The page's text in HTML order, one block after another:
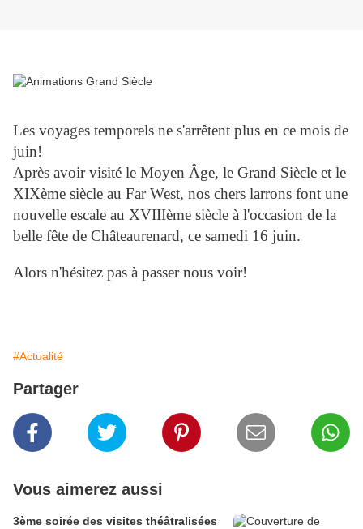
Les voyages temporels ne s'arrêtent plus en ce mois de
juin!
Après avoir visité le Moyen Âge, le Grand Siècle et le
XIXème siècle au Far West, nos chers larrons font une
nouvelle escale au XVIIIème siècle à l'occasion de la
belle fête de Châteaurenard, ce samedi 16 juin.
Alors n'hésitez pas à passer nous voir!
#Actualité
Partager
Vous aimerez aussi
3ème soirée des visites théâtralisées